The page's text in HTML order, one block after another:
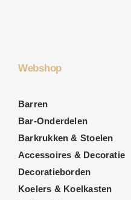
Webshop
Barren
Bar-Onderdelen
Barkrukken & Stoelen
Accessoires & Decoratie
Decoratieborden
Koelers & Koelkasten